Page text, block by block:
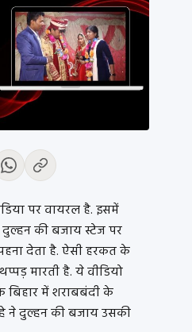
पर वायरल है. इसमें
की बजाय स्टेज पर
देता है. ऐसी हरकत के
मारती है. ये वीडियो
बिहार में शराबबंदी के
ने दुल्हन की बजाय उसकी